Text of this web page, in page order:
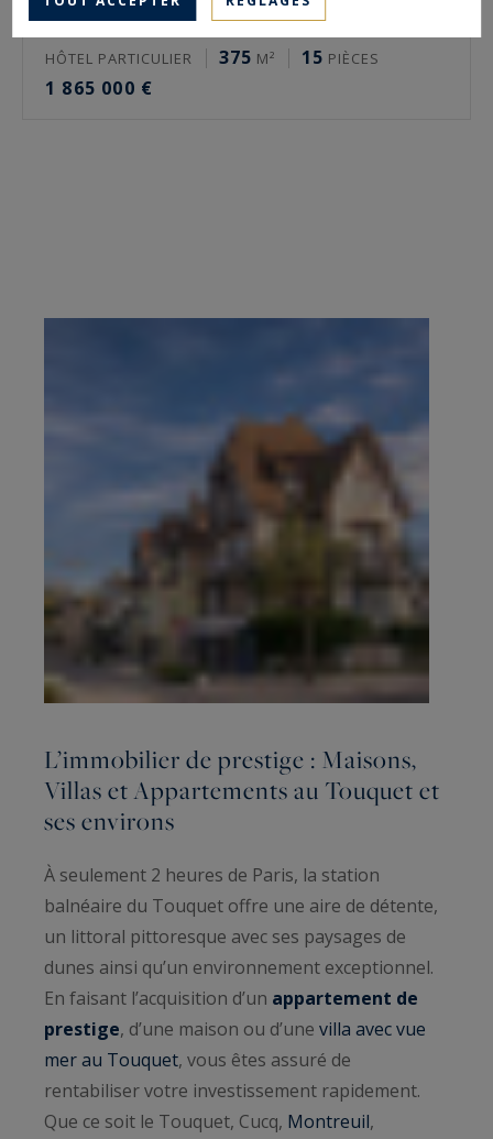
Montreuil
HÔTEL PARTICULIER 375 M² 15 PIÈCES
1 865 000 €
L’immobilier de prestige : Maisons,
Villas et Appartements au Touquet et
ses environs
À seulement 2 heures de Paris, la station
balnéaire du Touquet offre une aire de détente,
un littoral pittoresque avec ses paysages de
dunes ainsi qu’un environnement exceptionnel.
En faisant l’acquisition d’un appartement de
prestige, d’une maison ou d’une villa avec vue
mer au Touquet, vous êtes assuré de
rentabiliser votre investissement rapidement.
Que ce soit le Touquet, Cucq, Montreuil,